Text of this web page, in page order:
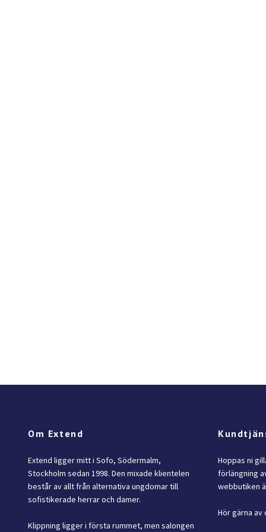
Om Extend
Extend ligger mitt i Sofo, Södermalm,
Stockholm sedan 1998. Den mixade klientelen
består av allt från alternativa ungdomar till
sofistikerade herrar och damer.
Klippning ligger i första rummet, men salongen
Hoppas ni
förlängning
webbutiken
Hör gärna av